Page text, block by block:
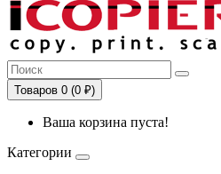
Товаров 0 (0 ₽)
Ваша корзина пуста!
Категории